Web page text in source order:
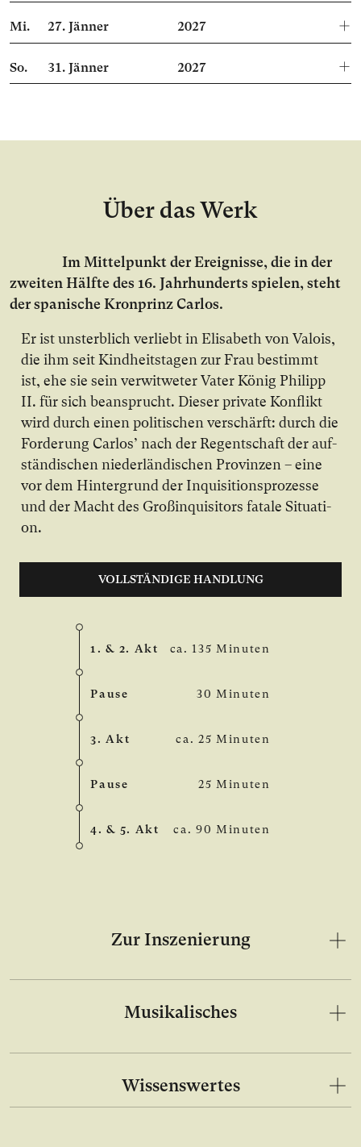
Mi. 27.Jänner 2027
So. 31.Jänner 2027
Über das Werk
Im Mit­tel­punkt der Er­eig­nis­se, die in der
zwei­ten Hälf­te des 16. Jahr­hun­derts spie­len, steht
der spa­ni­sche Kron­prinz Carlos.
Er ist un­sterb­lich ver­liebt in Eli­sa­beth von Valois,
die ihm seit Kind­heits­ta­gen zur Frau be­stimmt
ist, ehe sie sein ver­wit­we­ter Va­ter Kö­nig Phil­ipp
II. für sich be­an­sprucht. Die­ser pri­va­te Kon­flikt
wird durch ei­nen po­li­ti­schen ver­schärft: durch die
For­de­rung Car­los’ nach der Re­gent­schaft der auf­
stän­di­schen nie­der­län­di­schen Pro­vin­zen – ei­ne
vor dem Hin­ter­grund der In­qui­si­ti­ons­pro­zes­se
und der Macht des Groß­in­qui­si­tors fa­ta­le Si­tua­ti­
on.
VOLLSTÄNDIGE HANDLUNG
1. & 2. Akt ca. 135 Minuten
Pause 30 Minuten
3. Akt ca. 25 Minuten
Pause 25 Minuten
4. & 5. Akt ca. 90 Minuten
Zur Inszenierung
Musikalisches
Wissenswertes